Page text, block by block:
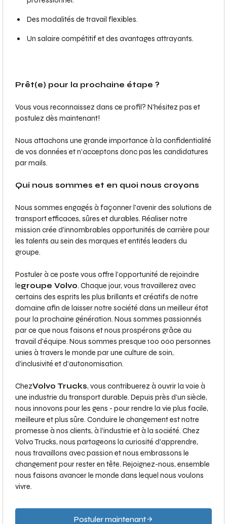
Des modalités de travail flexibles.
Un salaire compétitif et des avantages attrayants.
Prêt(e) pour la prochaine étape ?
Vous vous reconnaissez dans ce profil? N'hésitez pas et
postulez dès maintenant!
Nous attachons une grande importance à la confidentialité
de vos données et n'acceptons donc pas les candidatures
par mails.
Qui nous sommes et en quoi nous croyons
Nous sommes engagés à façonner l'avenir des solutions de
transport efficaces, sûres et durables. Réaliser notre
mission crée d'innombrables opportunités de carrière pour
les talents au sein des marques et entités leaders du
groupe.
Postuler à ce poste vous offre l'opportunité de rejoindre
legroupe Volvo. Chaque jour, vous travaillerez avec
certains des esprits les plus brillants et créatifs de notre
domaine afin de laisser notre société dans un meilleur état
pour la prochaine génération. Nous sommes passionnés
par ce que nous faisons et nous prospérons grâce au
travail d'équipe. Nous sommes presque 100 000 personnes
unies à travers le monde par une culture de soin,
d'inclusivité et d'autonomisation.
ChezVolvo Trucks, vous contribuerez à ouvrir la voie à
une industrie du transport durable. Depuis près d'un siècle,
nous innovons pour les gens - pour rendre la vie plus facile,
meilleure et plus sûre. Conduire le changement est notre
promesse à nos clients, à l'industrie et à la société. Chez
Volvo Trucks, nous partageons la curiosité d'apprendre,
nous travaillons avec passion et nous embrassons le
changement pour rester en tête. Rejoignez-nous, ensemble
nous faisons avancer le monde dans lequel nous voulons
vivre.
Postuler maintenant